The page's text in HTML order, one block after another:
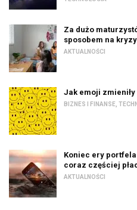
Za dużo
sposobem na
AKTUALNOŚCI
Jak emoji
BIZNES I FINANSE
Koniec ery
coraz częściej
AKTUALNOŚCI